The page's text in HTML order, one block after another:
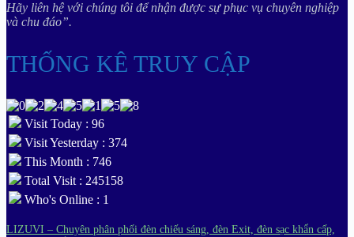
Hãy liên hệ với chúng tôi để nhận được sự phục vụ chuyên nghiệp
và chu đáo”.
THỐNG KÊ TRUY CẬP
Visit Today : 96
Visit Yesterday : 374
This Month : 746
Total Visit : 245158
Who's Online : 1
LIZUVI – Chuyên phân phối đèn chiếu sáng, đèn Exit, đèn sạc khẩn cấp,